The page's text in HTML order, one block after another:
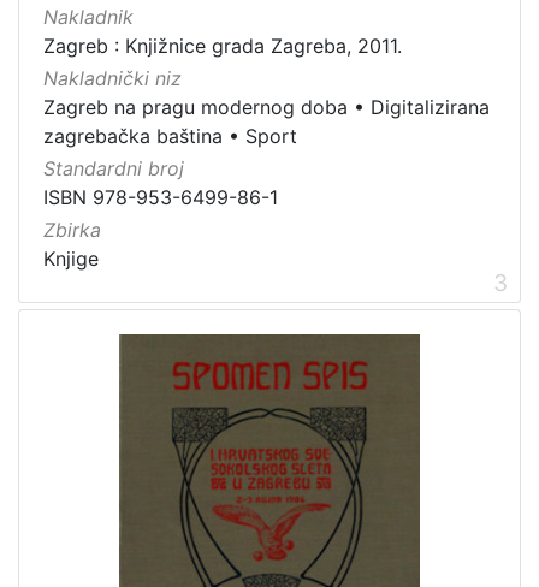
Nakladnik
Zagreb : Knjižnice grada Zagreba, 2011.
Nakladnički niz
Zagreb na pragu modernog doba • Digitalizirana
zagrebačka baština • Sport
Standardni broj
ISBN 978-953-6499-86-1
Zbirka
Knjige
3